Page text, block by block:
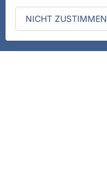
NICHT ZUSTIMMEN